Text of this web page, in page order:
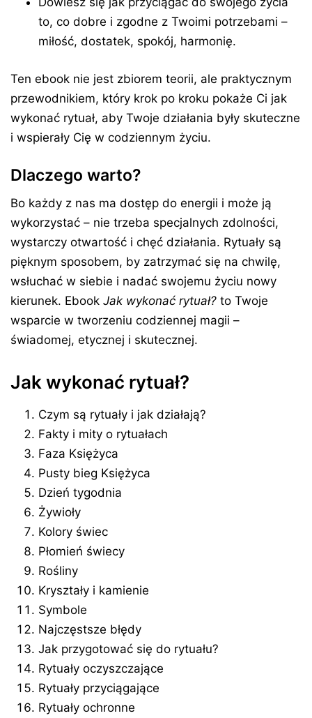
to, co dobre i zgodne z Twoimi potrzebami –
miłość, dostatek, spokój, harmonię.
Ten ebook nie jest zbiorem teorii, ale praktycznym
przewodnikiem, który krok po kroku pokaże Ci jak
wykonać rytuał, aby Twoje działania były skuteczne
i wspierały Cię w codziennym życiu.
Dlaczego warto?
Bo każdy z nas ma dostęp do energii i może ją
wykorzystać – nie trzeba specjalnych zdolności,
wystarczy otwartość i chęć działania. Rytuały są
pięknym sposobem, by zatrzymać się na chwilę,
wsłuchać w siebie i nadać swojemu życiu nowy
kierunek. Ebook Jak wykonać rytuał? to Twoje
wsparcie w tworzeniu codziennej magii –
świadomej, etycznej i skutecznej.
Jak wykonać rytuał?
Czym są rytuały i jak działają?
Fakty i mity o rytuałach
Faza Księżyca
Pusty bieg Księżyca
Dzień tygodnia
Żywioły
Kolory świec
Płomień świecy
Rośliny
Kryształy i kamienie
Symbole
Najczęstsze błędy
Jak przygotować się do rytuału?
Rytuały oczyszczające
Rytuały przyciągające
Rytuały ochronne